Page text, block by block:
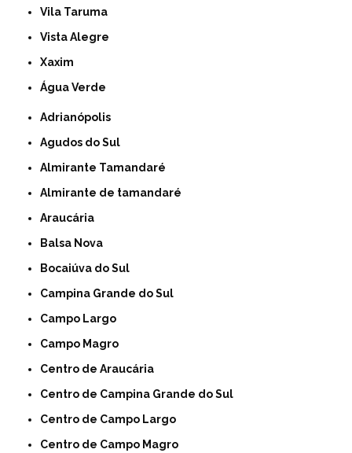
Vila Taruma
Vista Alegre
Xaxim
Água Verde
Adrianópolis
Agudos do Sul
Almirante Tamandaré
Almirante de tamandaré
Araucária
Balsa Nova
Bocaiúva do Sul
Campina Grande do Sul
Campo Largo
Campo Magro
Centro de Araucária
Centro de Campina Grande do Sul
Centro de Campo Largo
Centro de Campo Magro